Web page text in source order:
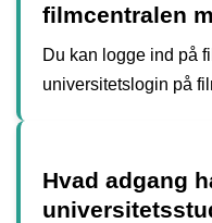
filmcentralen
Du kan logge ind på
universitetslogin på
Hvad adgang